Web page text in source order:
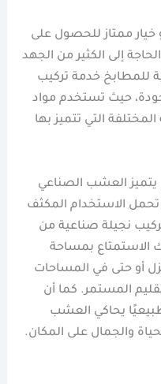
خيار ممتاز للحصول على
إلى الكثير من الجهد
للمطابخ خدمة تركيب
حيث تستخدم مواد
التي تتميز بها
العشب الصناعي
تحمل الاستخدام المكثف
نجيلة صناعية من
الاستمتاع بمساحة
أو حتى في المساحات
المستمر. كما أن
يحاكي العشب
والجمال على المكان.